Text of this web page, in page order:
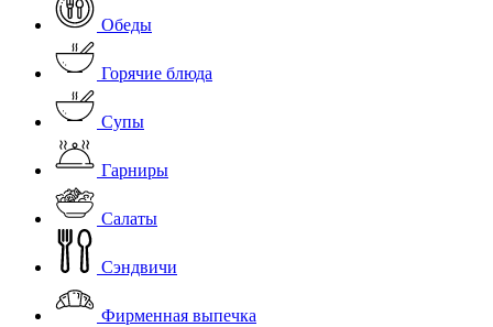
Обеды
Горячие блюда
Супы
Гарниры
Салаты
Сэндвичи
Фирменная выпечка